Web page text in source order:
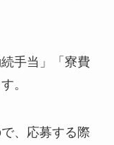
手当」「寮費
。
、応募する際